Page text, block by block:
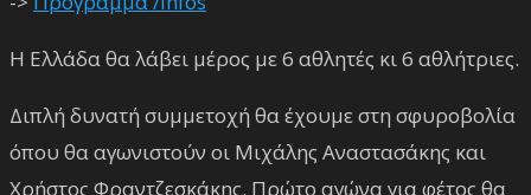
Η Ελλάδα θα λάβει μέρος με 6 αθλητές κι 6 αθλήτριες.
Διπλή δυνατή συμμετοχή θα έχουμε στη σφυροβολία
όπου θα αγωνιστούν οι Μιχάλης Αναστασάκης και
Χρήστος Φραντζεσκάκης. Πρώτο αγώνα για φέτος θα